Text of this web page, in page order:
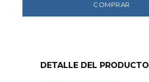
COMPRAR
DETALLE DEL PRODUCTO